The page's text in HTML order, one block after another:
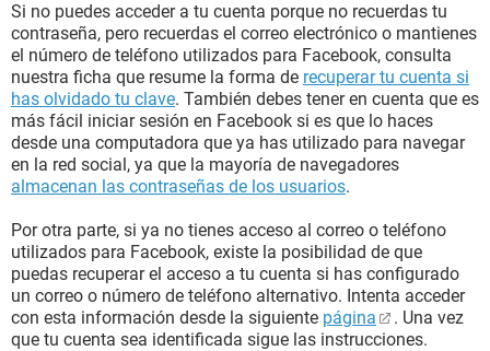
Si no puedes acceder a tu cuenta porque no recuerdas tu
contraseña, pero recuerdas el correo electrónico o mantienes
el número de teléfono utilizados para Facebook, consulta
nuestra ficha que resume la forma de recuperar tu cuenta si
has olvidado tu clave. También debes tener en cuenta que es
más fácil iniciar sesión en Facebook si es que lo haces
desde una computadora que ya has utilizado para navegar
en la red social, ya que la mayoría de navegadores
almacenan las contraseñas de los usuarios.
Por otra parte, si ya no tienes acceso al correo o teléfono
utilizados para Facebook, existe la posibilidad de que
puedas recuperar el acceso a tu cuenta si has configurado
un correo o número de teléfono alternativo. Intenta acceder
con esta información desde la siguiente página
. Una vez
que tu cuenta sea identificada sigue las instrucciones.